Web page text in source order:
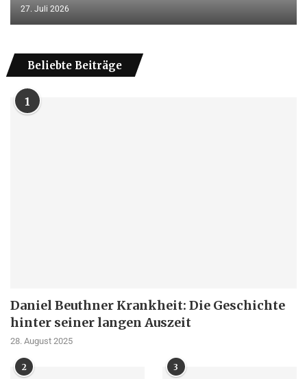
27. Juli 2026
Beliebte Beiträge
1
Daniel Beuthner Krankheit: Die Geschichte
hinter seiner langen Auszeit
28. August 2025
2 3